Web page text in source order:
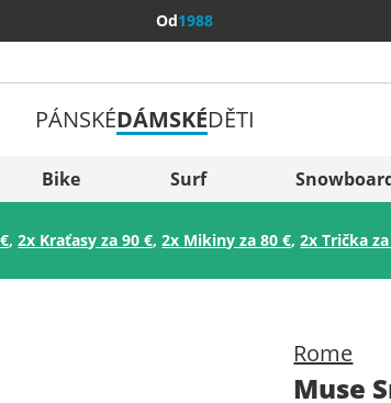
Od1988
PÁNSKÉDÁMSKÉDĚTI
Bike Surf
,2x Kraťasy za 90 €,2x Mikiny za 80 €,2x Trička
Rome
Muse